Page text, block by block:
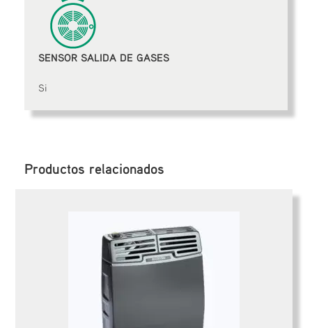
SENSOR SALIDA DE GASES
Si
Productos relacionados